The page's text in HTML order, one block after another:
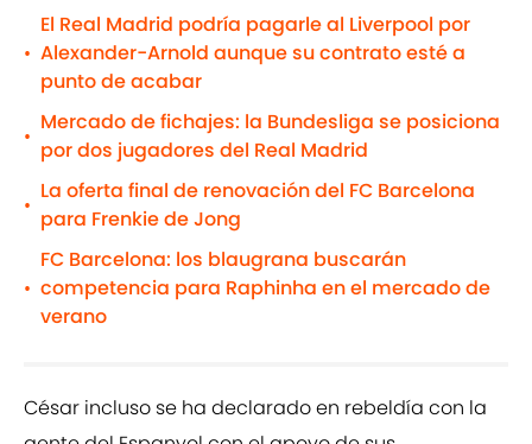
•
El Real Madrid podría pagarle al Liverpool por
Alexander-Arnold aunque su contrato esté a
punto de acabar
•
Mercado de fichajes: la Bundesliga se posiciona
por dos jugadores del Real Madrid
•
La oferta final de renovación del FC Barcelona
para Frenkie de Jong
•
FC Barcelona: los blaugrana buscarán
competencia para Raphinha en el mercado de
verano
César incluso se ha declarado en rebeldía con la